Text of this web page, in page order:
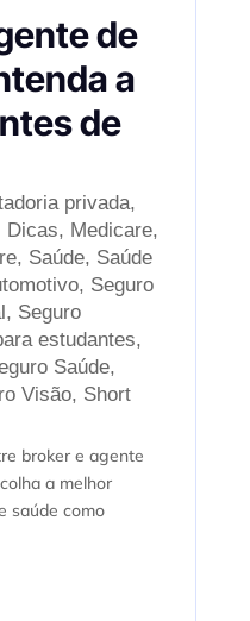
de
a
de
privada,
Dicas, Medicare,
, Saúde, Saúde
, Seguro
, Seguro
estudantes,
Saúde,
Visão, Short
broker e agente
a melhor
saúde como